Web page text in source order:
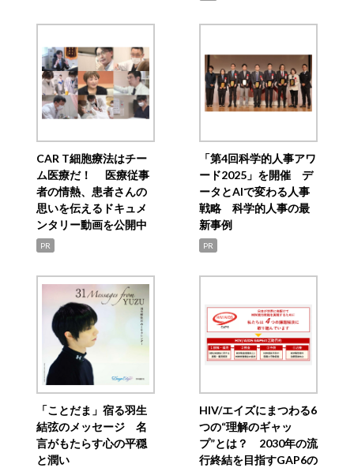
CAR T細胞療法はチー
ム医療だ！ 医療従事
者の情熱、患者さんの
思いを伝えるドキュメ
ンタリー動画を公開中
PR
「第4回科学的人事アワ
ード2025」を開催 デ
ータとAIで変わる人事
戦略 科学的人事の最
新事例
PR
「ことだま」宿る羽生
結弦のメッセージ 名
言がもたらす心の平穏
と潤い
HIV/エイズにまつわる6
つの“理解のギャッ
プ”とは？ 2030年の流
行終結を目指すGAP6の